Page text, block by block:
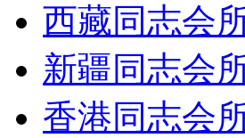
西藏同志会
新疆同志会
香港同志会